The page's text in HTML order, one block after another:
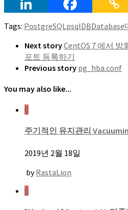
Tags: PostgreSQL psqlDBDatabase
Next storyCentOS 7 에서 방
포트 등록하기
Previous story pg_hba.conf
You may also like...
0
주기적인 유지관리
2019년 2월 18일
byRastaLion
0